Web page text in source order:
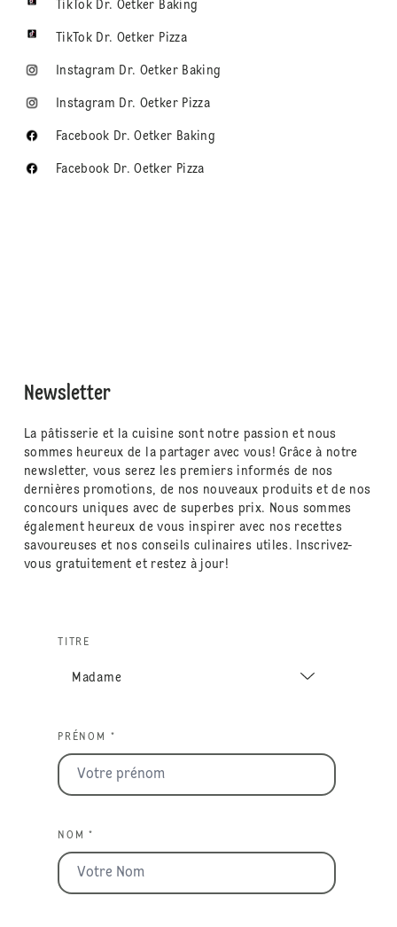
TikTok Dr. Oetker Baking
TikTok Dr. Oetker Pizza
Instagram Dr. Oetker Baking
Instagram Dr. Oetker Pizza
Facebook Dr. Oetker Baking
Facebook Dr. Oetker Pizza
Newsletter
La pâtisserie et la cuisine sont notre passion et nous
sommes heureux de la partager avec vous! Grâce à notre
newsletter, vous serez les premiers informés de nos
dernières promotions, de nos nouveaux produits et de nos
concours uniques avec de superbes prix. Nous sommes
également heureux de vous inspirer avec nos recettes
savoureuses et nos conseils culinaires utiles. Inscrivez-
vous gratuitement et restez à jour!
TITRE
PRÉNOM *
NOM *